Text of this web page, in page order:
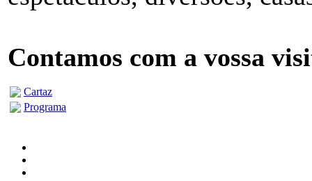
Contamos com a vossa
Cartaz
Programa